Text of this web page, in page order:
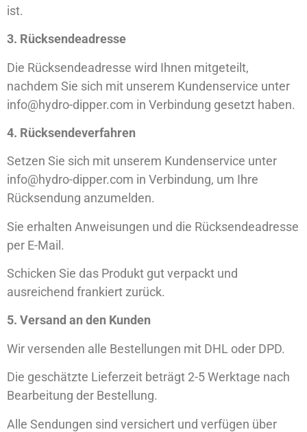
ist.
3. Rücksendeadresse
Die Rücksendeadresse wird Ihnen mitgeteilt,
nachdem Sie sich mit unserem Kundenservice unter
info@hydro-dipper.com in Verbindung gesetzt haben.
4. Rücksendeverfahren
Setzen Sie sich mit unserem Kundenservice unter
info@hydro-dipper.com in Verbindung, um Ihre
Rücksendung anzumelden.
Sie erhalten Anweisungen und die Rücksendeadresse
per E-Mail.
Schicken Sie das Produkt gut verpackt und
ausreichend frankiert zurück.
5. Versand an den Kunden
Wir versenden alle Bestellungen mit DHL oder DPD.
Die geschätzte Lieferzeit beträgt 2-5 Werktage nach
Bearbeitung der Bestellung.
Alle Sendungen sind versichert und verfügen über